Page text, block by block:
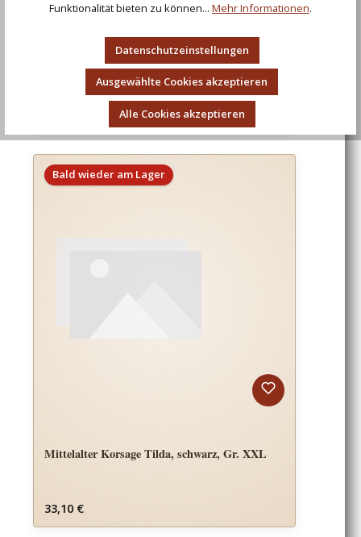
Mittelalter Korsage Tilda, schwarz, Gr. XL
Regulärer Preis:
Bald wieder am Lager
Mittelalter Korsage Tilda, schwarz, Gr. XXL
Regulärer Preis:
33,10 €
Funktionalität bieten zu können... Mehr Informationen.
Datenschutzeinstellungen
Ausgewählte Cookies akzeptieren
Alle Cookies akzeptieren